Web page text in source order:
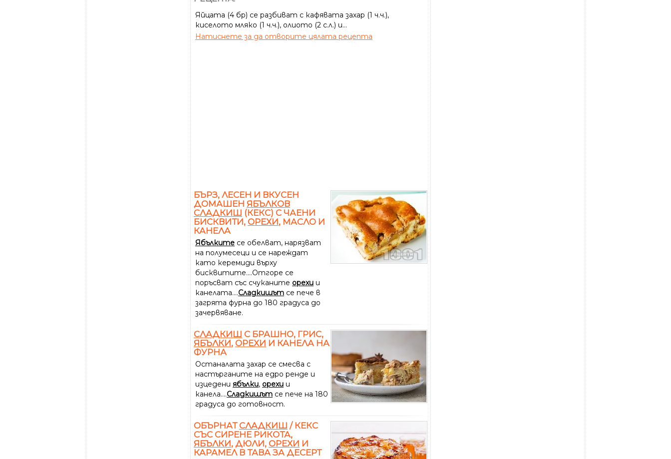
Яйцата (4 бр) се разбиват с кафявата захар (1 ч.ч.),
киселото мляко (1 ч.ч.), олиото (2 с.л.) и...
Натиснете за да отворите цялата рецепта
БЪРЗ, ЛЕСЕН И ВКУСЕН
ДОМАШЕН ЯБЪЛКОВ
СЛАДКИШ (КЕКС) С ЧАЕНИ
БИСКВИТИ, ОРЕХИ, МАСЛО И
КАНЕЛА
Ябълките се обелват, нарязват
на полумесеци и се нареждат
като керемиди върху
бисквитите....Отгоре се
поръсват със счуканите орехи и
канелата....Сладкишът се пече в
загрята фурна до 180 градуса до
зачервяване.
СЛАДКИШ С БРАШНО, ГРИС,
ЯБЪЛКИ, ОРЕХИ И КАНЕЛА НА
ФУРНА
Останалата захар се смесва с
настърганите на едро ренде и
изцедени ябълки, орехи и
канела....Сладкишът се пече на 180
градуса до готовност.
ОБЪРНАТСЛАДКИШ / КЕКС
СЪС СИРЕНЕ РИКОТА,
ЯБЪЛКИ, ДЮЛИ, ОРЕХИ И
КАРАМЕЛ В ТАВА ЗА ДЕСЕРТ